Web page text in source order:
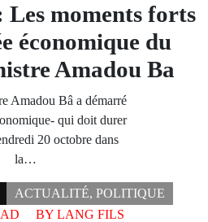
Les moments forts
économique du
Amadou Ba
Amadou Bâ a démarré
qui doit durer
20 octobre dans
la…
ACTUALITÉ, POLITIQUE
BY LANG FILS